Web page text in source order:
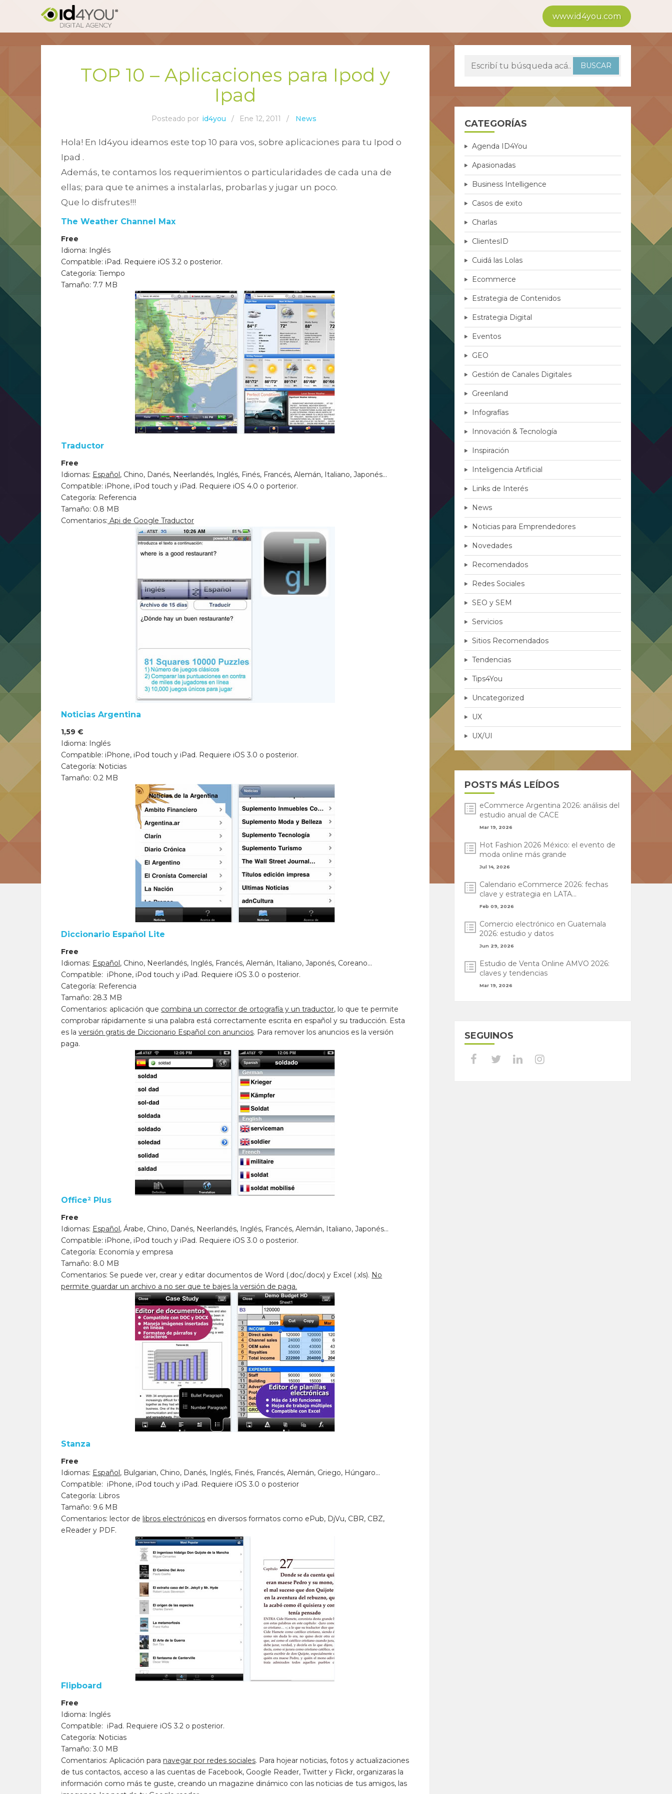
www.id4you.com
TOP 10 – Aplicaciones para Ipod y
Ipad
Posteado por id4you / Ene 12, 2011 / News
Hola! En Id4you ideamos este top 10 para vos, sobre aplicaciones para tu Ipod o
Ipad .
Además, te contamos los requerimientos o particularidades de cada una de
ellas; para que te animes a instalarlas, probarlas y jugar un poco.
Que lo disfrutes!!!
The Weather Channel Max
Free
Idioma: Inglés
Compatible: iPad. Requiere iOS 3.2 o posterior.
Categoría: Tiempo
Tamaño: 7.7 MB
Traductor
Free
Idiomas: Español, Chino, Danés, Neerlandés, Inglés, Finés, Francés, Alemán, Italiano, Japonés…
Compatible: iPhone, iPod touch y iPad. Requiere iOS 4.0 o porterior.
Categoría: Referencia
Tamaño: 0.8 MB
Comentarios: Api de Google Traductor
Noticias Argentina
1,59 €
Idioma: Inglés
Compatible: iPhone, iPod touch y iPad. Requiere iOS 3.0 o posterior.
Categoría: Noticias
Tamaño: 0.2 MB
Diccionario Español Lite
Free
Idiomas: Español, Chino, Neerlandés, Inglés, Francés, Alemán, Italiano, Japonés, Coreano…
Compatible: iPhone, iPod touch y iPad. Requiere iOS 3.0 o posterior.
Categoría: Referencia
Tamaño: 28.3 MB
Comentarios: aplicación que combina un corrector de ortografía y un traductor, lo que te permite
comprobar rápidamente si una palabra está correctamente escrita en español y su traducción. Esta
es laversión gratis de Diccionario Español con anuncios. Para remover los anuncios es la versión
paga.
Office² Plus
Free
Idiomas: Español, Árabe, Chino, Danés, Neerlandés, Inglés, Francés, Alemán, Italiano, Japonés…
Compatible: iPhone, iPod touch y iPad. Requiere iOS 3.0 o posterior.
Categoría: Economía y empresa
Tamaño: 8.0 MB
Comentarios: Se puede ver, crear y editar documentos de Word (.doc/.docx) y Excel (.xls). No
permite guardar un archivo a no ser que te bajes la versión de paga.
Stanza
Free
Idiomas: Español, Bulgarian, Chino, Danés, Inglés, Finés, Francés, Alemán, Griego, Húngaro…
Compatible: iPhone, iPod touch y iPad. Requiere iOS 3.0 o posterior
Categoría: Libros
Tamaño: 9.6 MB
Comentarios: lector de libros electrónicos en diversos formatos como ePub, DjVu, CBR, CBZ,
eReader y PDF.
Flipboard
Free
Idioma: Inglés
Compatible: iPad. Requiere iOS 3.2 o posterior.
Categoría: Noticias
Tamaño: 3.0 MB
Comentarios: Aplicación para navegar por redes sociales. Para hojear noticias, fotos y actualizaciones
de tus contactos, acceso a las cuentas de Facebook, Google Reader, Twitter y Flickr, organizaras la
información como más te guste, creando un magazine dinámico con las noticias de tus amigos, las
CATEGORÍAS
Agenda ID4You
Apasionadas
Business Intelligence
Casos de exito
Charlas
ClientesID
Cuidá las Lolas
Ecommerce
Estrategia de Contenidos
Estrategia Digital
Eventos
GEO
Gestión de Canales Digitales
Greenland
Infografías
Innovación & Tecnología
Inspiración
Inteligencia Artificial
Links de Interés
News
Noticias para Emprendedores
Novedades
Recomendados
Redes Sociales
SEO y SEM
Servicios
Sitios Recomendados
Tendencias
Tips4You
Uncategorized
UX
UX/UI
POSTS MÁS LEÍDOS
eCommerce Argentina 2026: análisis del
estudio anual de CACE
Mar 19, 2026
Hot Fashion 2026 México: el evento de
moda online más grande
Jul 14, 2026
Calendario eCommerce 2026: fechas
clave y estrategia en LATA...
Feb 09, 2026
Comercio electrónico en Guatemala
2026: estudio y datos
Jun 29, 2026
Estudio de Venta Online AMVO 2026:
claves y tendencias
Mar 19, 2026
SEGUINOS